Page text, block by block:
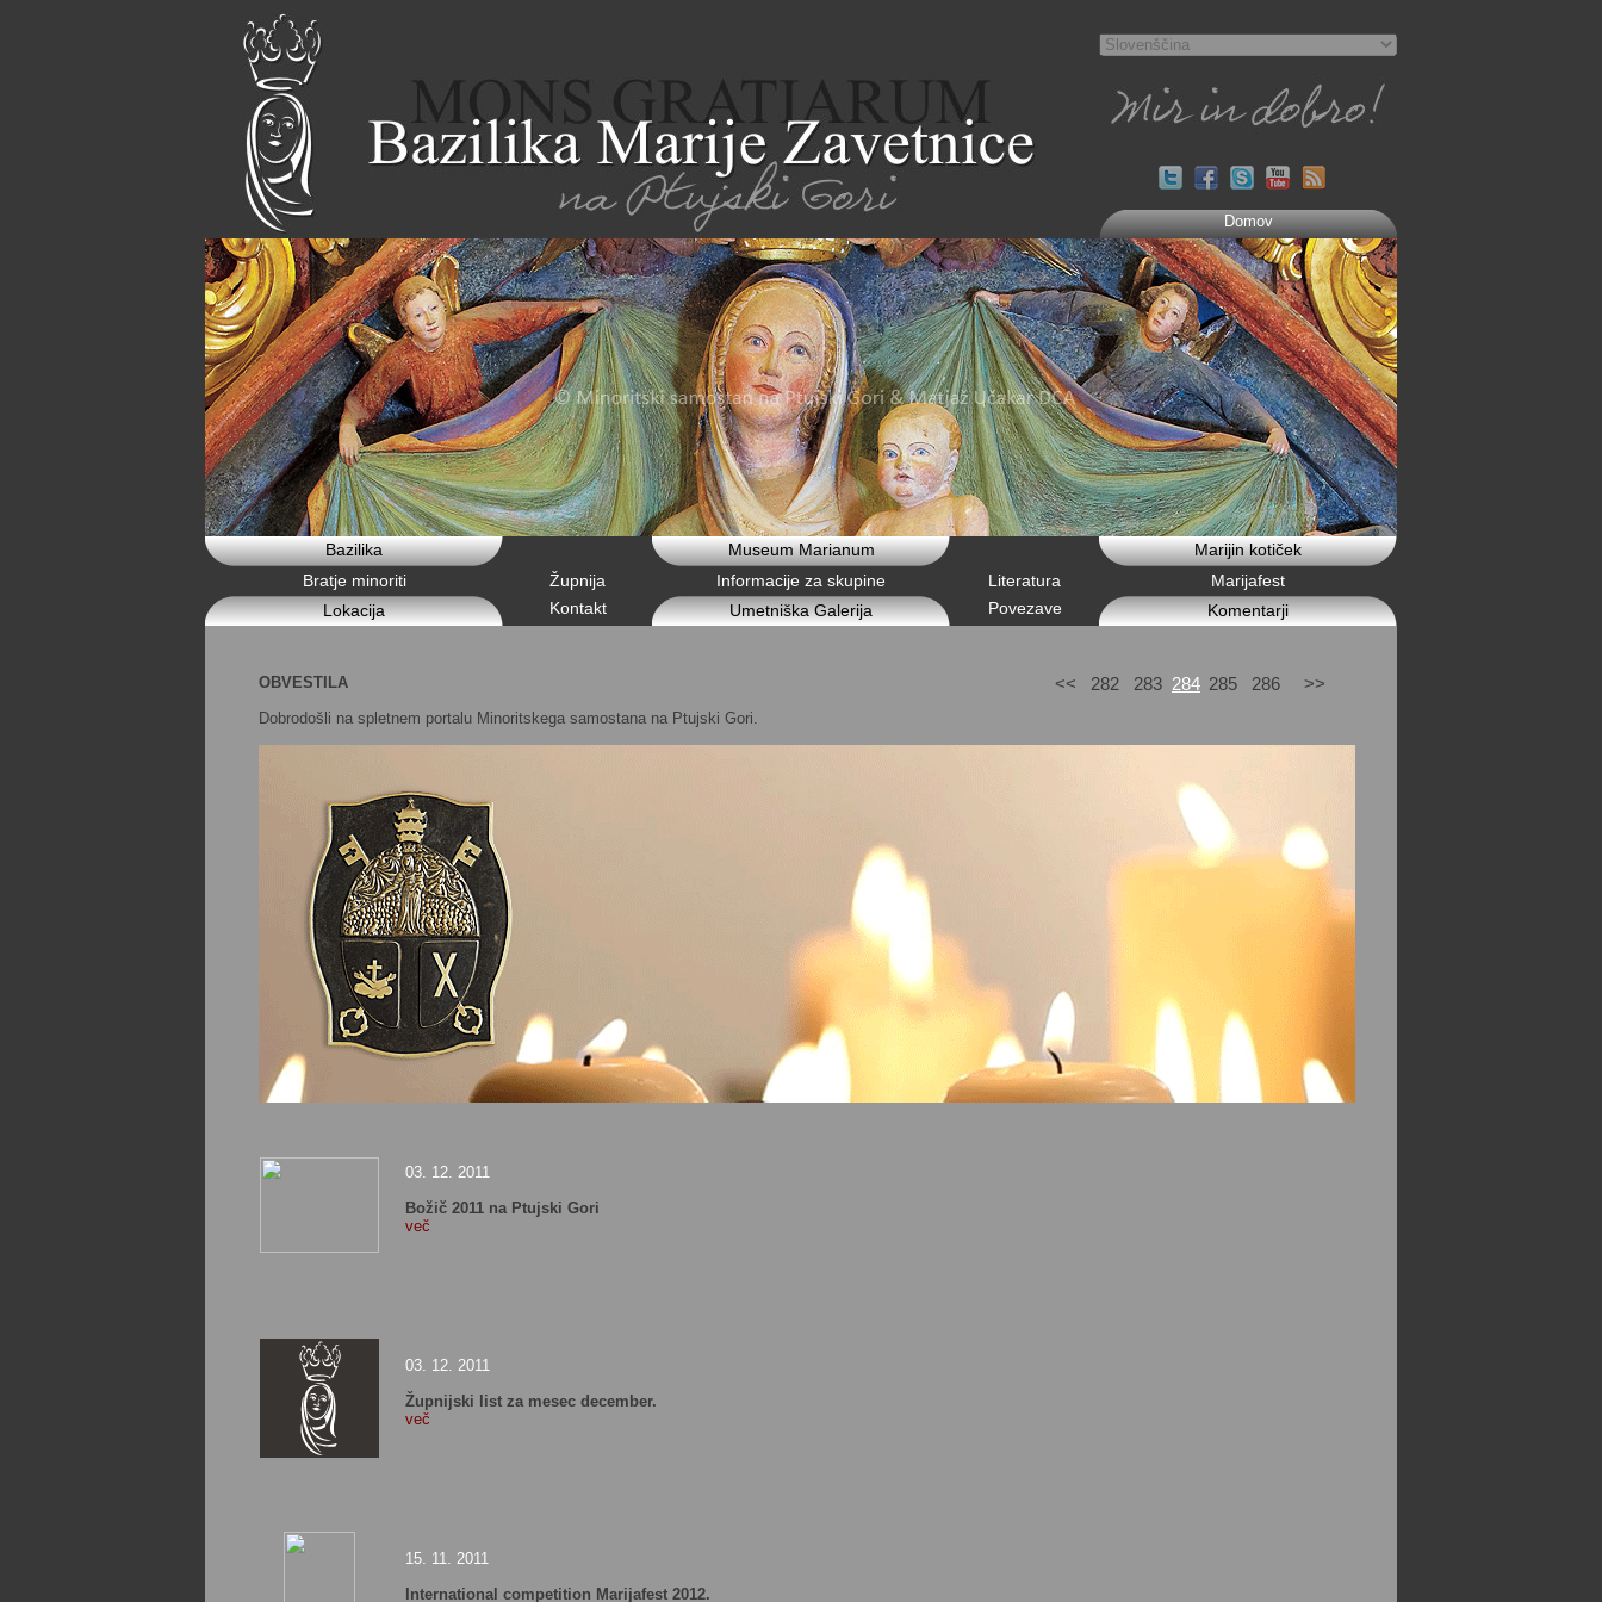
Domov
Bazilika Museum Marianum
Marijin kotiček
Bratje minoriti
Župnija Informacije za skupine Literatura
Marijafest
Lokacija
Kontakt Umetniška Galerija Povezave Komentarji
<< 282 283 284 285 286 >>
OBVESTILA
Dobrodošli na spletnem portalu Minoritskega samostana na Ptujski Gori.
03. 12. 2011
Božič 2011 na Ptujski Gori
več
03. 12. 2011
Župnijski list za mesec december.
več
15. 11. 2011
International competition Marijafest 2012.